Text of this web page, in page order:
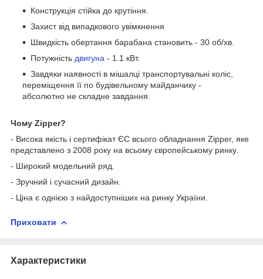
Конструкція стійка до крутіння.
Захист від випадкового увімкнення
Швидкість обертання барабана становить - 30 об/хв.
Потужність двигуна - 1.1 кВт.
Завдяки наявності в мішалці транспортувальні коліс,
переміщення її по будівельному майданчику -
абсолютно не складне завдання.
Чому Zipper?
- Висока якість і сертифікат ЄС всього обладнання Zipper, яке
представлено з 2008 року на всьому європейському ринку.
- Широкий модельний ряд.
- Зручний і сучасний дизайн.
- Ціна є однією з найдоступніших на ринку України.
Приховати
Характеристики